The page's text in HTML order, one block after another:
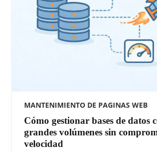
MANTENIMIENTO DE PAGINAS WEB
Cómo gestionar bases de datos
grandes volúmenes sin
velocidad